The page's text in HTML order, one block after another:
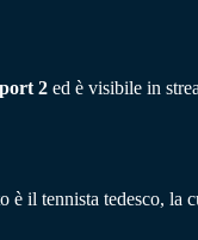
2 ed è visibile in
il tennista tedesco, la